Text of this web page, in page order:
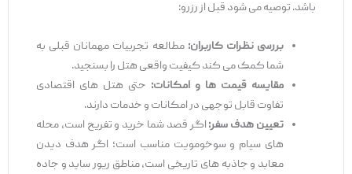
باشد. توصیه می‌ شود قبل از رزرو:
بررسی نظرات کاربران:مطالعه تجربیات مهمانان قبلی به
شما کمک می ‌کند کیفیت واقعی هتل را بسنجید.
مقایسه قیمت ‌ها و امکانات:حتی هتل ‌های اقتصادی
تفاوت قابل توجهی در امکانات و خدمات دارند.
تعیین هدف سفر:اگر قصد شما خرید و تفریح است، محله
‌های سیام و سوخومویت مناسب است؛ اگر هدف دیدن
معابد و جاذبه‌ های تاریخی است، مناطق ریور ساید و جاده